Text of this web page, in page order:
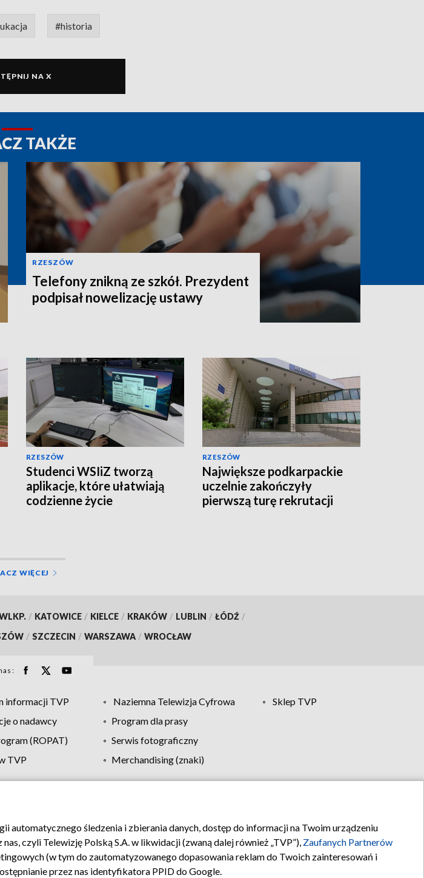
#historia
NA X
TAKŻE
RZESZÓW
Telefony znikną ze szkół. Prezydent
podpisał nowelizację ustawy
RZESZÓW
Studenci WSIiZ tworzą
aplikacje, które ułatwiają
codzienne życie
RZESZÓW
Największe podkarpackie
uczelnie zakończyły
pierwszą turę rekrutacji
WIĘCEJ
/ KATOWICE / KIELCE / KRAKÓW / LUBLIN / ŁÓDŹ /
/ SZCZECIN / WARSZAWA / WROCŁAW
informacji TVP Naziemna Telewizja Cyfrowa
Sklep TVP
o nadawcy
Program dla prasy
(ROPAT)
Serwis fotograficzny
TVP
Merchandising (znaki)
Moje zgody Pomoc Biuro reklamy Kontakt
śledzenia i zbierania danych, dostęp do informacji na Twoim urządzeniu
czyli Telewizję Polską S.A. w likwidacji (zwaną dalej również „TVP”), Zaufanych Partnerów
(w tym do zautomatyzowanego dopasowania reklam do Twoich zainteresowań i
przez nas identyfikatora PPID do Google.